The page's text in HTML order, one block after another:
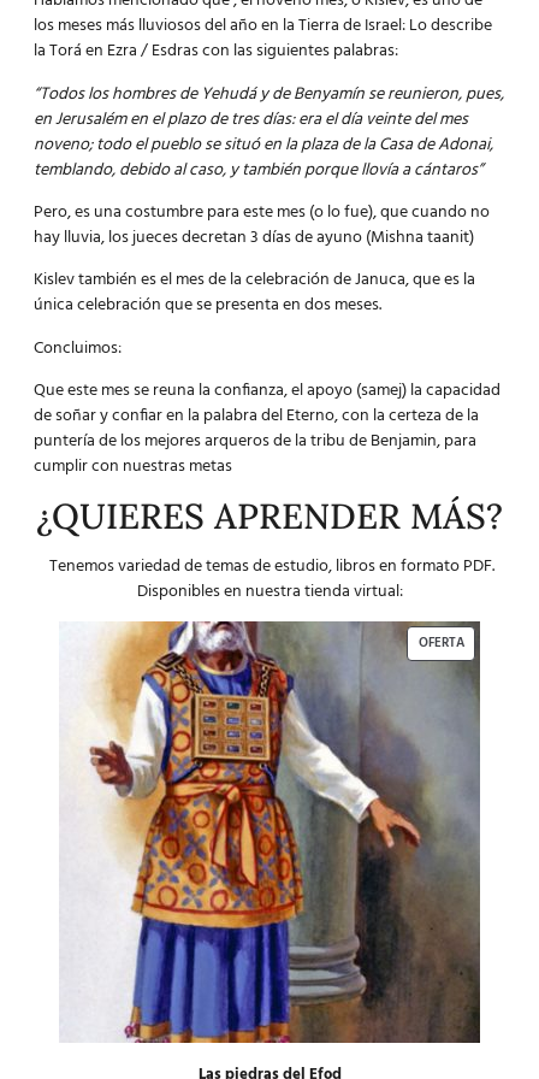
los meses más lluviosos del año en la Tierra de Israel: Lo describe
la Torá en Ezra / Esdras con las siguientes palabras:
“Todos los hombres de Yehudá y de Benyamín se reunieron, pues,
en Jerusalém en el plazo de tres días: era el día veinte del mes
noveno; todo el pueblo se situó en la plaza de la Casa de Adonai,
temblando, debido al caso, y también porque llovía a cántaros”
Pero, es una costumbre para este mes (o lo fue), que cuando no
hay lluvia, los jueces decretan 3 días de ayuno (Mishna taanit)
Kislev también es el mes de la celebración de Januca, que es la
única celebración que se presenta en dos meses.
Concluimos:
Que este mes se reuna la confianza, el apoyo (samej) la capacidad
de soñar y confiar en la palabra del Eterno, con la certeza de la
puntería de los mejores arqueros de la tribu de Benjamin, para
cumplir con nuestras metas
¿QUIERES APRENDER MÁS?
Tenemos variedad de temas de estudio, libros en formato PDF.
Disponibles en nuestra tienda virtual:
OFERTA